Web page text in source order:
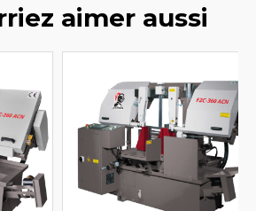
aimer aussi